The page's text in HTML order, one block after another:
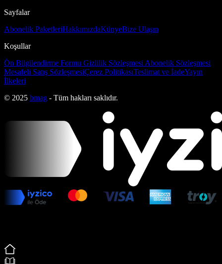
Sayfalar
Abonelik PaketleriHakkımızdaKünyeBize Ulaşın
Koşullar
Ön Bilgilendirme Formu Gizlilik Sözleşmesi Abonelik Sözleşmesi
Mesafeli Satış SözleşmesiÇerez PolitikasıTeslimat ve İadeYayın
İlkeleri
© 2025 bmag - Tüm hakları saklıdır.